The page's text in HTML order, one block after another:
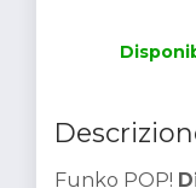
Funko POP!